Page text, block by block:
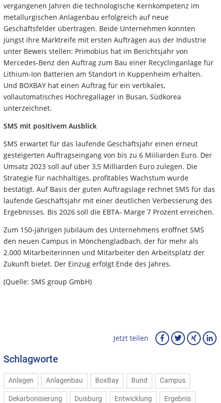
vergangenen Jahren die technologische Kernkompetenz im
metallurgischen Anlagenbau erfolgreich auf neue
Geschäftsfelder übertragen. Beide Unternehmen konnten
jüngst ihre Marktreife mit ersten Aufträgen aus der Industrie
unter Beweis stellen: Primobius hat im Berichtsjahr von
Mercedes-Benz den Auftrag zum Bau einer Recyclinganlage für
Lithium-Ion Batterien am Standort in Kuppenheim erhalten.
Und BOXBAY hat einen Auftrag für ein vertikales,
vollautomatisches Hochregallager in Busan, Südkorea
unterzeichnet.
SMS mit positivem Ausblick
SMS erwartet für das laufende Geschäftsjahr einen erneut
gesteigerten Auftragseingang von bis zu 6 Miiliarden Euro. Der
Umsatz 2023 soll auf über 3,5 Milliarden Euro zulegen. Die
Strategie für nachhaltiges, profitables Wachstum wurde
bestätigt. Auf Basis der guten Auftragslage rechnet SMS für das
laufende Geschäftsjahr mit einer deutlichen Verbesserung des
Ergebnisses. Bis 2026 soll die EBTA- Marge 7 Prozent erreichen.
Zum 150-jährigen Jubiläum des Unternehmens eröffnet SMS
den neuen Campus in Mönchengladbach, der für mehr als
2.000 Mitarbeiterinnen und Mitarbeiter den Arbeitsplatz der
Zukunft bietet. Der Einzug erfolgt Ende des Jahres.
(Quelle: SMS group GmbH)
Jetzt teilen
Schlagworte
Anlagen Anlagenbau BoxBay Bund Campus
Dekarbonisierung Duisburg Entwicklung Ergebnis